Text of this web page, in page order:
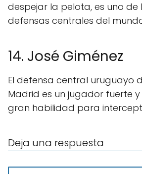
despejar la pelota, es uno de
defensas centrales del
14. José Giménez
El defensa central uruguayo
Madrid es un jugador fuerte
gran habilidad para
Deja una respuesta